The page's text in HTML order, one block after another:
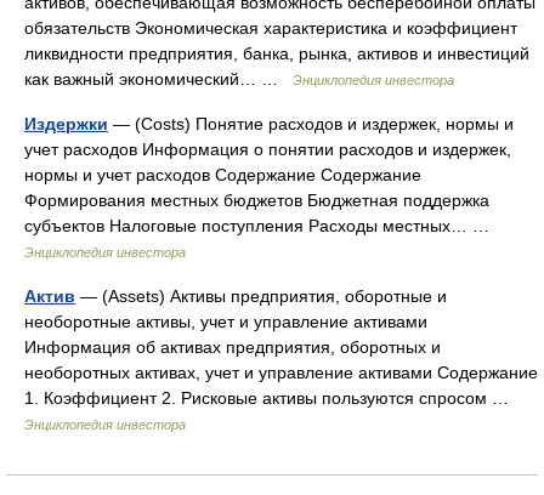
обязательств Экономическая характеристика и коэффициент
ликвидности предприятия, банка, рынка, активов и инвестиций
как важный экономический… …
Энциклопедия инвестора
Издержки — (Costs) Понятие расходов и издержек, нормы и
учет расходов Информация о понятии расходов и издержек,
нормы и учет расходов Содержание Содержание
Формирования местных бюджетов Бюджетная поддержка
субъектов Налоговые поступления Расходы местных… …
Энциклопедия инвестора
Актив — (Assets) Активы предприятия, оборотные и
необоротные активы, учет и управление активами
Информация об активах предприятия, оборотных и
необоротных активах, учет и управление активами Содержание
1. Коэффициент 2. Рисковые активы пользуются спросом …
Энциклопедия инвестора